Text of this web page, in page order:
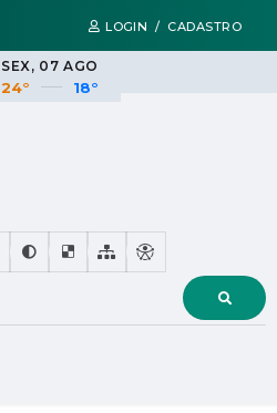
LOGIN / CADASTRO
SEX 07 AGO
24° 18°